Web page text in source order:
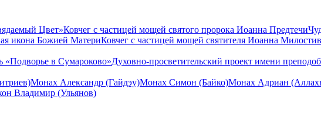
Цвет»Ковчег с частицей мощей святого пророка Иоанна Предтечи
икона Божией МатериКовчег с частицей мощей святителя Иоанна
«Подворье в Сумароково»Духовно-просветительский проект имени
Монах Александр (Гайдэу)Монах Симон (Байко)Монах Адриан
Владимир (Ульянов)